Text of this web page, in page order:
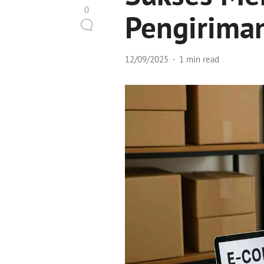
0
12/09/2025 1 min read